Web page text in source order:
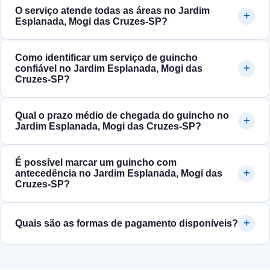
O serviço atende todas as áreas no Jardim
Esplanada, Mogi das Cruzes‑SP?
Como identificar um serviço de guincho
confiável no Jardim Esplanada, Mogi das
Cruzes‑SP?
Qual o prazo médio de chegada do guincho no
Jardim Esplanada, Mogi das Cruzes‑SP?
É possível marcar um guincho com
antecedência no Jardim Esplanada, Mogi das
Cruzes‑SP?
Quais são as formas de pagamento disponíveis?